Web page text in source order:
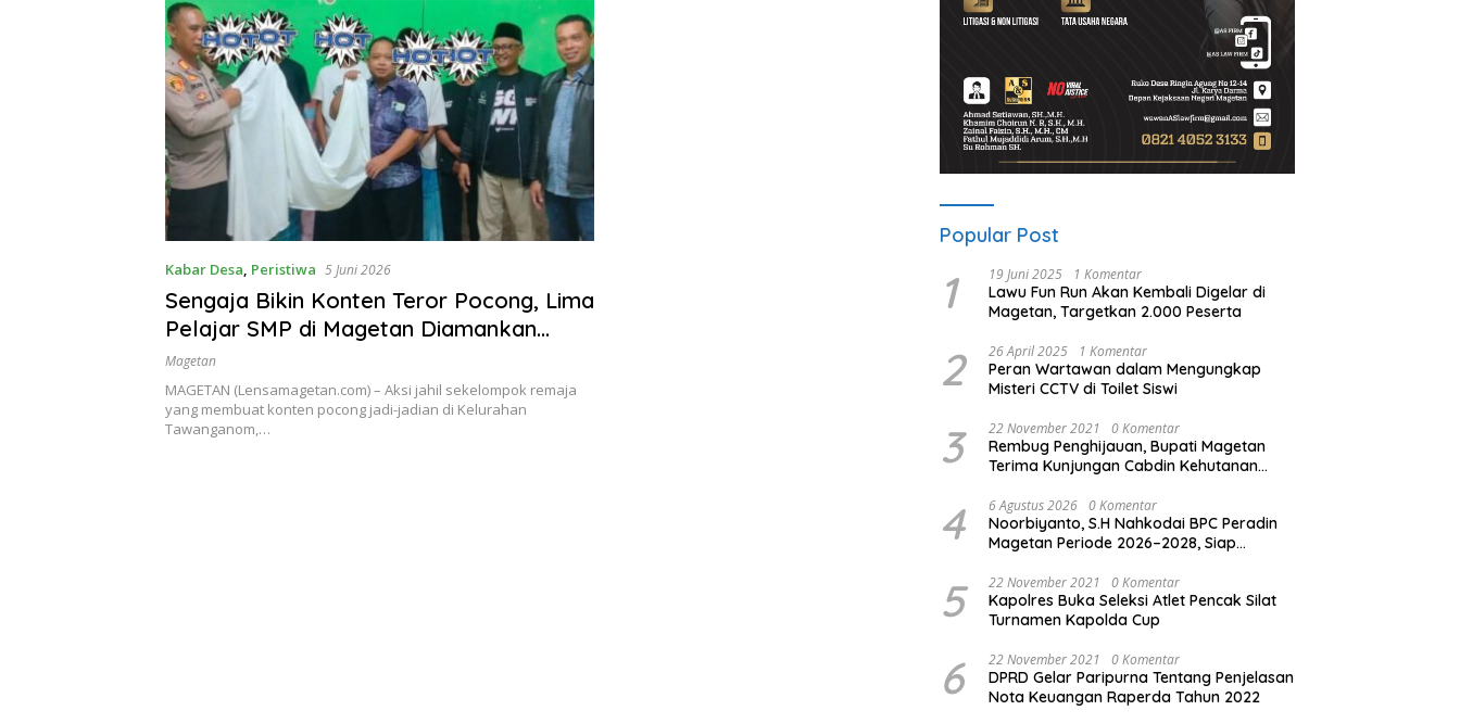
Kabar Desa, Peristiwa 5 Juni 2026
Sengaja Bikin Konten Teror Pocong, Lima
Pelajar SMP di Magetan Diamankan
Polisi
Magetan
MAGETAN (Lensamagetan.com) – Aksi jahil sekelompok remaja
yang membuat konten pocong jadi-jadian di Kelurahan
Tawanganom,…
Popular Post
1 19 Juni 2025 1 Komentar
Lawu Fun Run Akan Kembali Digelar di
Magetan, Targetkan 2.000 Peserta
2 26 April 2025 1 Komentar
Peran Wartawan dalam Mengungkap
Misteri CCTV di Toilet Siswi
3 22 November 2021 0 Komentar
Rembug Penghijauan, Bupati Magetan
Terima Kunjungan Cabdin Kehutanan
4 6 Agustus 2026 0 Komentar
Noorbiyanto, S.H Nahkodai BPC Peradin
Magetan Periode 2026–2028, Siap
5 22 November 2021 0 Komentar
Kapolres Buka Seleksi Atlet Pencak Silat
Turnamen Kapolda Cup
6 22 November 2021 0 Komentar
DPRD Gelar Paripurna Tentang Penjelasan
Nota Keuangan Raperda Tahun 2022